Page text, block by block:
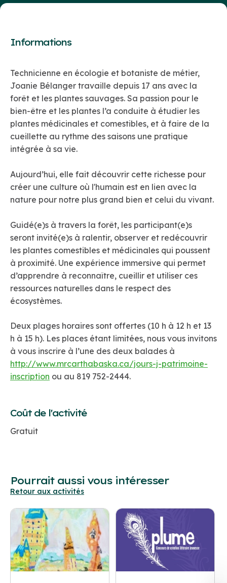
Informations
Technicienne en écologie et botaniste de métier,
Joanie Bélanger travaille depuis 17 ans avec la
forêt et les plantes sauvages. Sa passion pour le
bien-être et les plantes l’a conduite à étudier les
plantes médicinales et comestibles, et à faire de la
cueillette au rythme des saisons une pratique
intégrée à sa vie.
Aujourd’hui, elle fait découvrir cette richesse pour
créer une culture où l'humain est en lien avec la
nature pour notre plus grand bien et celui du vivant.
Guidé(e)s à travers la forêt, les participant(e)s
seront invité(e)s à ralentir, observer et redécouvrir
les plantes comestibles et médicinales qui poussent
à proximité. Une expérience immersive qui permet
d’apprendre à reconnaître, cueillir et utiliser ces
ressources naturelles dans le respect des
écosystèmes.
Deux plages horaires sont offertes (10 h à 12 h et 13
h à 15 h). Les places étant limitées, nous vous invitons
à vous inscrire à l’une des deux balades à
http://www.mrcarthabaska.ca/jours-j-patrimoine-
inscription ou au 819 752-2444.
Coût de l'activité
Gratuit
Pourrait aussi vous intéresser
Retour aux activités